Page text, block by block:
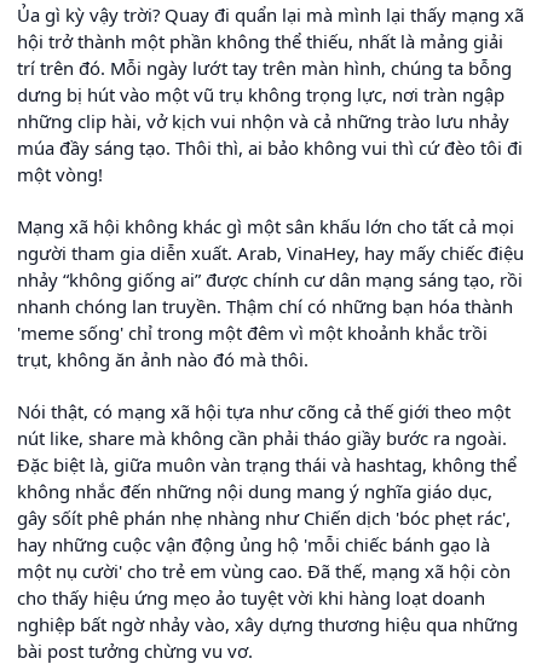
Ủa gì kỳ vậy trời? Quay đi quẩn lại mà mình lại thấy mạng xã
hội trở thành một phần không thể thiếu, nhất là mảng giải
trí trên đó. Mỗi ngày lướt tay trên màn hình, chúng ta bỗng
dưng bị hút vào một vũ trụ không trọng lực, nơi tràn ngập
những clip hài, vở kịch vui nhộn và cả những trào lưu nhảy
múa đầy sáng tạo. Thôi thì, ai bảo không vui thì cứ đèo tôi đi
một vòng!
Mạng xã hội không khác gì một sân khấu lớn cho tất cả mọi
người tham gia diễn xuất. Arab, VinaHey, hay mấy chiếc điệu
nhảy “không giống ai” được chính cư dân mạng sáng tạo, rồi
nhanh chóng lan truyền. Thậm chí có những bạn hóa thành
'meme sống' chỉ trong một đêm vì một khoảnh khắc trồi
trụt, không ăn ảnh nào đó mà thôi.
Nói thật, có mạng xã hội tựa như cõng cả thế giới theo một
nút like, share mà không cần phải tháo giầy bước ra ngoài.
Đặc biệt là, giữa muôn vàn trạng thái và hashtag, không thể
không nhắc đến những nội dung mang ý nghĩa giáo dục,
gây sốít phê phán nhẹ nhàng như Chiến dịch 'bóc phẹt rác',
hay những cuộc vận động ủng hộ 'mỗi chiếc bánh gạo là
một nụ cười' cho trẻ em vùng cao. Đã thế, mạng xã hội còn
cho thấy hiệu ứng mẹo ảo tuyệt vời khi hàng loạt doanh
nghiệp bất ngờ nhảy vào, xây dựng thương hiệu qua những
bài post tưởng chừng vu vơ.